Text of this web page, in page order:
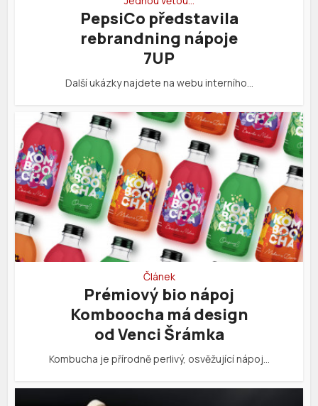
PepsiCo představila
rebrandning nápoje
7UP
Další ukázky najdete na webu interního…
Článek
Prémiový bio nápoj
Komboocha má design
od Venci Šrámka
Kombucha je přírodně perlivý, osvěžující nápoj…